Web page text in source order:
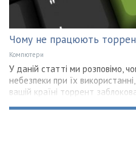
Чому не працюють
Компютери
У даній статті ми розповімо,
небезпеки при їх
вашій країні торрент